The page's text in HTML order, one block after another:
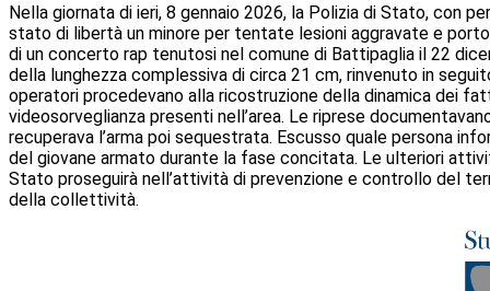
Nella giornata di ieri, 8 gennaio 2026, la Polizia di Stato, con
stato di libertà un minore per tentate lesioni aggravate e
di un concerto rap tenutosi nel comune di Battipaglia il 22
della lunghezza complessiva di circa 21 cm, rinvenuto in
operatori procedevano alla ricostruzione della dinamica dei
videosorveglianza presenti nell’area. Le riprese
recuperava l’arma poi sequestrata. Escusso quale persona
del giovane armato durante la fase concitata. Le ulteriori
Stato proseguirà nell’attività di prevenzione e controllo del
della collettività.